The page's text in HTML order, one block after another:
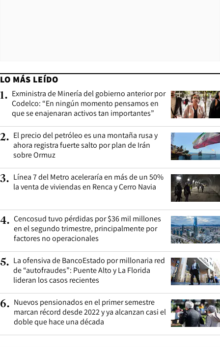
LO MÁS LEÍDO
1. Exministra de Minería del gobierno anterior por
Codelco: “En ningún momento pensamos en
que se enajenaran activos tan importantes”
2. El precio del petróleo es una montaña rusa y
ahora registra fuerte salto por plan de Irán
sobre Ormuz
3. Línea 7 del Metro aceleraría en más de un 50%
la venta de viviendas en Renca y Cerro Navia
4. Cencosud tuvo pérdidas por $36 mil millones
en el segundo trimestre, principalmente por
factores no operacionales
5. La ofensiva de BancoEstado por millonaria red
de “autofraudes”: Puente Alto y La Florida
lideran los casos recientes
6. Nuevos pensionados en el primer semestre
marcan récord desde 2022 y ya alcanzan casi el
doble que hace una década